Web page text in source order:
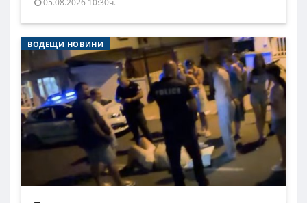
05.08.2026 10:30ч.
ВОДЕЩИ НОВИНИ